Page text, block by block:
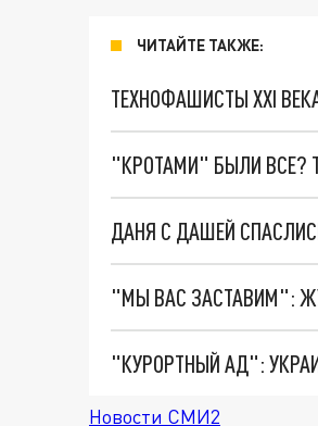
ЧИТАЙТЕ ТАКЖЕ:
ТЕХНОФАШИСТЫ XXI
"КРОТАМИ" БЫЛИ ВСЕ?
ДАНЯ С ДАШЕЙ
"КУРОРТНЫЙ АД":
Новости СМИ2